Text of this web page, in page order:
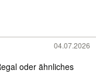
04.07.2026
oder ähnliches